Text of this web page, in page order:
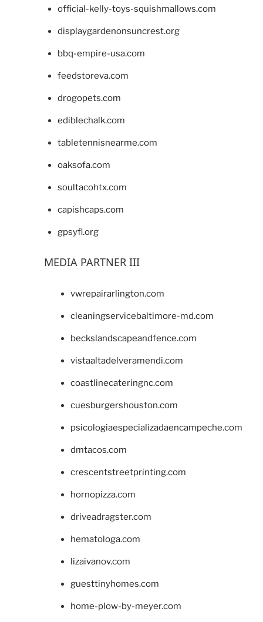
official-kelly-toys-squishmallows.com
displaygardenonsuncrest.org
bbq-empire-usa.com
feedstoreva.com
drogopets.com
ediblechalk.com
tabletennisnearme.com
oaksofa.com
soultacohtx.com
capishcaps.com
gpsyfl.org
MEDIA PARTNER III
vwrepairarlington.com
cleaningservicebaltimore-md.com
beckslandscapeandfence.com
vistaaltadelveramendi.com
coastlinecateringnc.com
cuesburgershouston.com
psicologiaespecializadaencampeche.com
dmtacos.com
crescentstreetprinting.com
hornopizza.com
driveadragster.com
hematologa.com
lizaivanov.com
guesttinyhomes.com
home-plow-by-meyer.com